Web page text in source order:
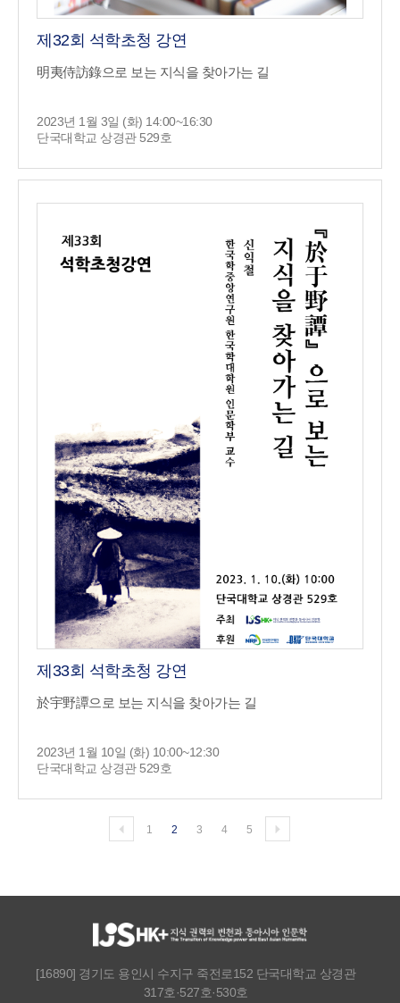
제32회 석학초청 강연
明夷侍訪錄으로 보는 지식을 찾아가는 길
2023년 1월 3일 (화) 14:00~16:30
단국대학교 상경관 529호
제33회 석학초청 강연
於宇野譚으로 보는 지식을 찾아가는 길
2023년 1월 10일 (화) 10:00~12:30
단국대학교 상경관 529호
1 2 3 4 5
[16890] 경기도 용인시 수지구 죽전로152 단국대학교 상경관
317호·527호·530호